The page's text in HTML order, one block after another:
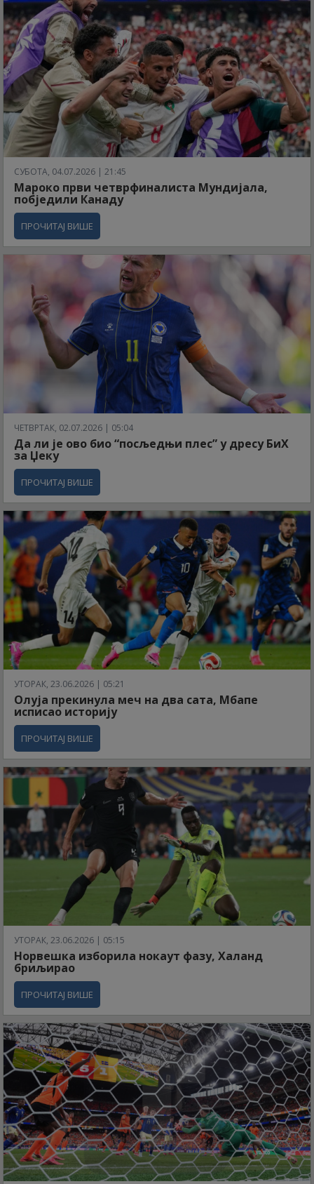
СУБОТА, 04.07.2026 | 21:45
Мароко први четврфиналиста Мундијала,
побједили Канаду
ПРОЧИТАЈ ВИШЕ
ЧЕТВРТАК, 02.07.2026 | 05:04
Да ли је ово био “посљедњи плес” у дресу БиХ
за Џеку
ПРОЧИТАЈ ВИШЕ
УТОРАК, 23.06.2026 | 05:21
Олуја прекинула меч на два сата, Мбапе
исписао историју
ПРОЧИТАЈ ВИШЕ
УТОРАК, 23.06.2026 | 05:15
Норвешка изборила нокаут фазу, Халанд
бриљирао
ПРОЧИТАЈ ВИШЕ